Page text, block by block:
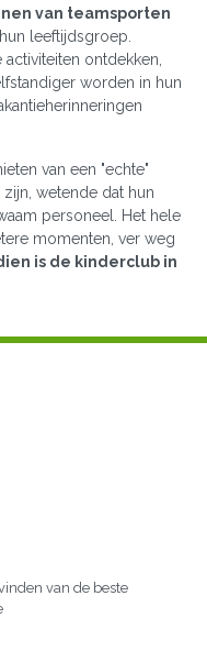
van teamsporten
leeftijdsgroep.
ontdekken,
worden in hun
van een "echte"
wetende dat hun
personeel. Het hele
momenten, ver weg
is de kinderclub in
van de beste